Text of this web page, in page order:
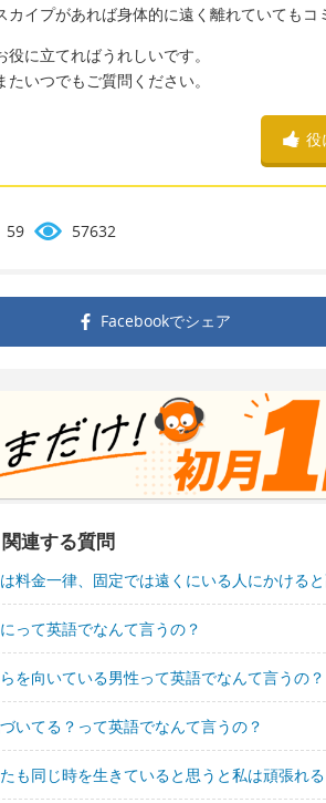
カイプがあれば身体的に遠く離れていてもコ
役に立てればうれしいです。
たいつでもご質問ください。
役
59 57632
Facebookでシェア
関連する質問
料金一律、固定では遠くにいる人にかける
って英語でなんて言うの？
を向いている男性って英語でなんて言うの？
いてる？って英語でなんて言うの？
も同じ時を生きていると思うと私は頑張れ